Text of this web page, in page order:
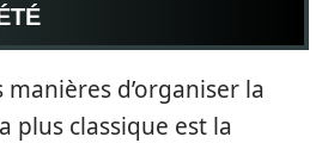
d’organiser la
plus classique est la